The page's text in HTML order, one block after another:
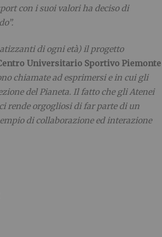
con i suoi valori ha deciso di
di ogni età) il progetto
Universitario Sportivo Piemonte
chiamate ad esprimersi e in cui gli
del Pianeta. Il fatto che gli Atenei
rende orgogliosi di far parte di un
di collaborazione ed interazione